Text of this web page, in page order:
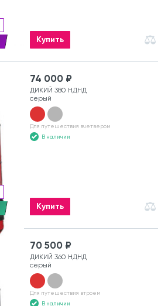
Купить
74 000 ₽
ДИКИЙ 380 НДНД
серый
Для путешествия вчетвером
В наличии
Купить
70 500 ₽
ДИКИЙ 360 НДНД
серый
Для путешествия втроем
В наличии